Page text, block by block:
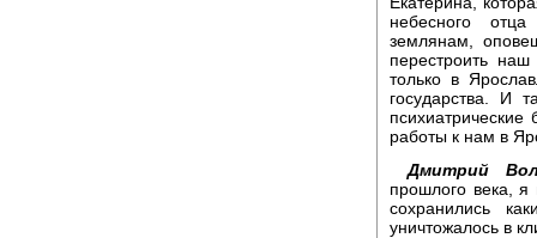
небесного отца
землянам,
перестроить
только в
государства. И
работы к нам в
Дмитрий
прошлого века, я
сохранились
уничтожалось в